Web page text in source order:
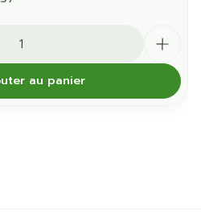
au panier